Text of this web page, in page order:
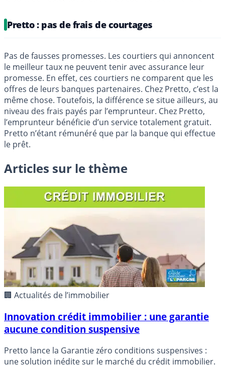
Pretto : pas de frais de courtages
Pas de fausses promesses. Les courtiers qui annoncent
le meilleur taux ne peuvent tenir avec assurance leur
promesse. En effet, ces courtiers ne comparent que les
offres de leurs banques partenaires. Chez Pretto, c’est la
même chose. Toutefois, la différence se situe ailleurs, au
niveau des frais payés par l’emprunteur. Chez Pretto,
l’emprunteur bénéficie d’un service totalement gratuit.
Pretto n’étant rémunéré que par la banque qui effectue
le prêt.
Articles sur le thème
🏢 Actualités de l’immobilier
Innovation crédit immobilier : une garantie
aucune condition suspensive
Pretto lance la Garantie zéro conditions suspensives :
une solution inédite sur le marché du crédit immobilier.